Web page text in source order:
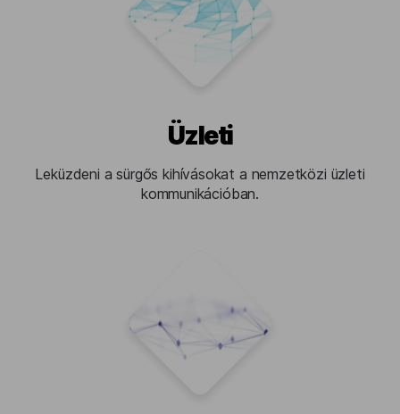
Üzleti
Leküzdeni a sürgős kihívásokat a nemzetközi üzleti
kommunikációban.